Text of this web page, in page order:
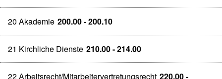
20 Akademie 200.00 - 200.10
21 Kirchliche Dienste 210.00 - 214.00
22 Arbeitsrecht/Mitarbeitervertretungsrecht 220.00 -